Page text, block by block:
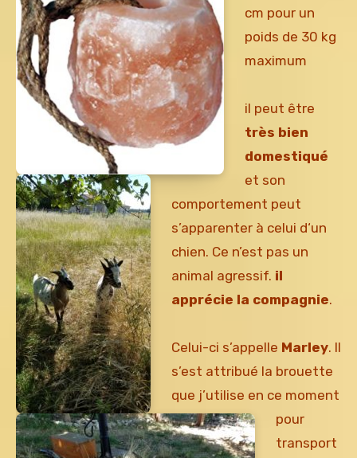
cm pour un
poids de 30 kg
maximum
il peut être
très bien
domestiqué
et son
comportement peut
s’apparenter à celui d‘un
chien. Ce n’est pas un
animal agressif. il
apprécie la compagnie.
Celui-ci s’appelle Marley. Il
s’est attribué la brouette
que j’utilise en ce moment
pour
transport